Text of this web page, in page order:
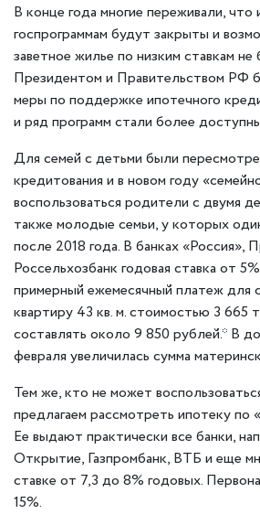
В конце года многие переживали, что
госпрограммам будут закрыты и
заветное жилье по низким ставкам
Президентом и Правительством РФ
меры по поддержке ипотечного
и ряд программ стали более
Для семей с детьми были
кредитования и в новом году
воспользоваться родители с двумя
также молодые семьи, у которых
после 2018 года. В банках «Россия»,
Россельхозбанк годовая ставка от
примерный ежемесячный платеж для
квартиру 43 кв. м. стоимостью 3 665
составлять около 9 850 рублей.* В
февраля увеличилась сумма
Тем же, кто не может
предлагаем рассмотреть ипотеку по
Ее выдают практически все банки,
Открытие, Газпромбанк, ВТБ и еще
ставке от 7,3 до 8% годовых.
15%.